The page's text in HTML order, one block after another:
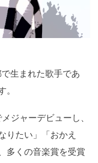
生まれた歌手であ
。
ジャーデビューし、
りたい」「おかえ
多くの音楽賞を受賞